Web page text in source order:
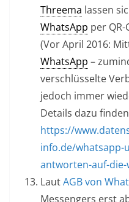
Threema lassen
WhatsApp per
(Vor April 2016:
WhatsApp –
verschlüsselte
jedoch immer
Details dazu
https://
info.de/whatsapp-
antworten-auf-
LautAGB von
Messengers erst